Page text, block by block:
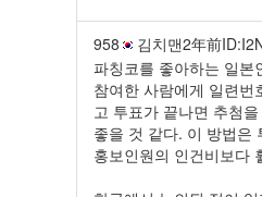
958 김치맨2年前
파칭코를 좋아하는 일본
참여한 사람에게 일련번
고 투표가 끝나면 추첨
좋을 것 같다. 이 방법은
홍보인원의 인건비보다